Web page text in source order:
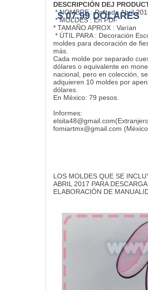
$ 07.99 DÓLARES
DESCRIPCIÓN DEJ
* NOMBRE : Portada Abril
* MOLDES : En PDF
* TAMAÑO APROX : Varían
* ÚTIL PARA : Decoración
moldes para decoración de
más.
Cada molde por separado
dólares o equivalente en
nacional, pero en colección, se
adquieren 10 moldes por
dólares.
En México: 79 pesos.
Informes:
fomiartmx@gmail.com
LOS MOLDES QUE SE
ABRIL 2017 PARA
ELABORACIÓN DE